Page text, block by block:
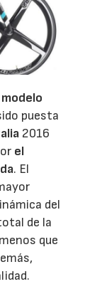
modelo
puesta
2016
el
. El
del
de la
que